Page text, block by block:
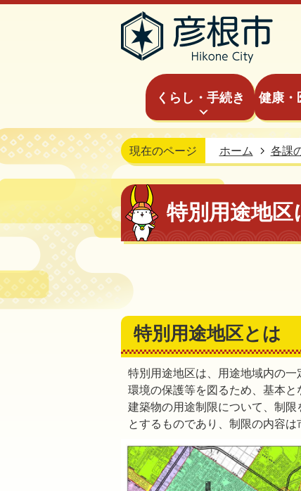
くらし・手続き 健康・
現在のページ ホーム 各課
特別用途地区
特別用途地区とは
特別用途地区は、用途地域内の一
環境の保護等を図るため、基本
建築物の用途制限について、制
とするものであり、制限の内容は